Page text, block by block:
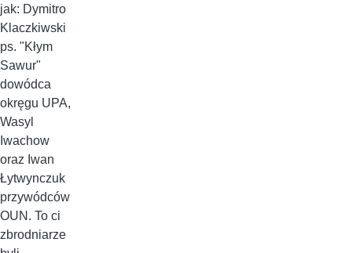
jak: Dymitro
Klaczkiwski
ps. "Kłym
Sawur"
dowódca
okręgu UPA,
Wasyl
Iwachow
oraz Iwan
Łytwynczuk
przywódców
OUN. To ci
zbrodniarze